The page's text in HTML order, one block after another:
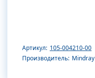
Артикул: 105-004210-00
Производитель: Mindray